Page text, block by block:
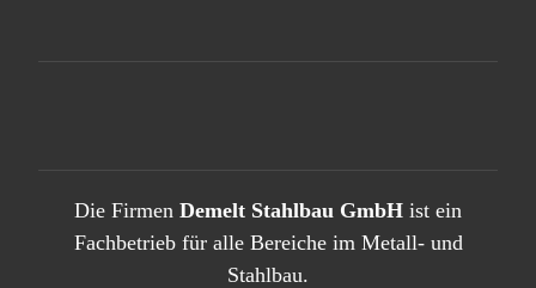
Die Firmen Demelt Stahlbau GmbH ist ein
Fachbetrieb für alle Bereiche im Metall- und
Stahlbau.